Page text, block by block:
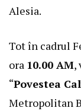
Alesia.
Tot în cadrul
ora 10.00 AM,
“Povestea
Metropolitan